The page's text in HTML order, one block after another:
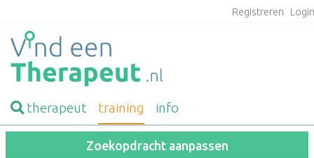
Registreren
therapeut training info
Zoekopdracht aanpassen